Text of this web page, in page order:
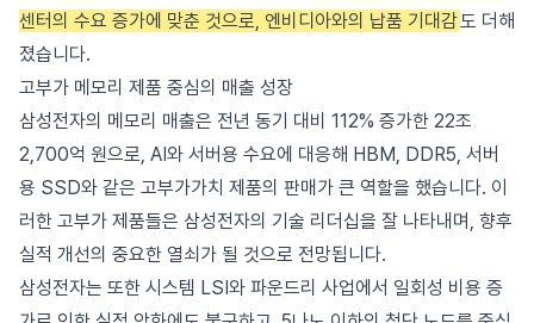
센터의 수요 증가에 맞춘 것으로, 엔비디아와의 납품 기대감도 더해
졌습니다.
고부가 메모리 제품 중심의 매출 성장
삼성전자의 메모리 매출은 전년 동기 대비 112% 증가한 22조
2,700억 원으로, AI와 서버용 수요에 대응해 HBM, DDR5, 서버
용 SSD와 같은 고부가가치 제품의 판매가 큰 역할을 했습니다. 이
러한 고부가 제품들은 삼성전자의 기술 리더십을 잘 나타내며, 향후
실적 개선의 중요한 열쇠가 될 것으로 전망됩니다.
삼성전자는 또한 시스템 LSI와 파운드리 사업에서 일회성 비용 증